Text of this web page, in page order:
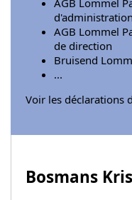
d'administration
AGB Lommel
de direction
Bruisend
...
Voir les déclarations
Bosmans Kris